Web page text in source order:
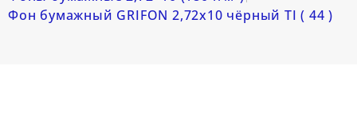
Фон бумажный GRIFON 2,72х10 чёрный TI ( 44 )